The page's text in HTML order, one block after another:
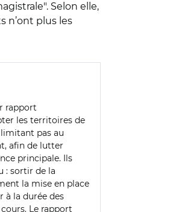
Selon elle,
n’ont plus les
rapport
les territoires de
pas au
afin de lutter
principale. Ils
: sortir de la
la mise en place
à la durée des
Le rapport